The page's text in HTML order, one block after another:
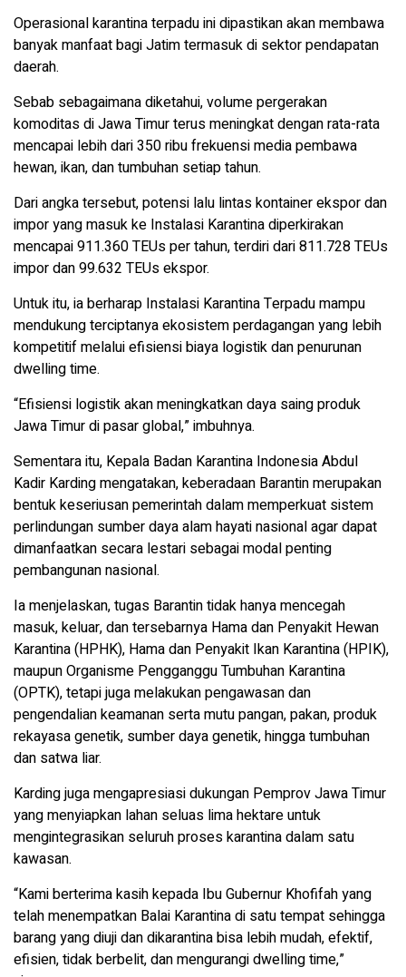
Operasional karantina terpadu ini dipastikan akan membawa
banyak manfaat bagi Jatim termasuk di sektor pendapatan
daerah.
Sebab sebagaimana diketahui, volume pergerakan
komoditas di Jawa Timur terus meningkat dengan rata-rata
mencapai lebih dari 350 ribu frekuensi media pembawa
hewan, ikan, dan tumbuhan setiap tahun.
Dari angka tersebut, potensi lalu lintas kontainer ekspor dan
impor yang masuk ke Instalasi Karantina diperkirakan
mencapai 911.360 TEUs per tahun, terdiri dari 811.728 TEUs
impor dan 99.632 TEUs ekspor.
Untuk itu, ia berharap Instalasi Karantina Terpadu mampu
mendukung terciptanya ekosistem perdagangan yang lebih
kompetitif melalui efisiensi biaya logistik dan penurunan
dwelling time.
“Efisiensi logistik akan meningkatkan daya saing produk
Jawa Timur di pasar global,” imbuhnya.
Sementara itu, Kepala Badan Karantina Indonesia Abdul
Kadir Karding mengatakan, keberadaan Barantin merupakan
bentuk keseriusan pemerintah dalam memperkuat sistem
perlindungan sumber daya alam hayati nasional agar dapat
dimanfaatkan secara lestari sebagai modal penting
pembangunan nasional.
Ia menjelaskan, tugas Barantin tidak hanya mencegah
masuk, keluar, dan tersebarnya Hama dan Penyakit Hewan
Karantina (HPHK), Hama dan Penyakit Ikan Karantina (HPIK),
maupun Organisme Pengganggu Tumbuhan Karantina
(OPTK), tetapi juga melakukan pengawasan dan
pengendalian keamanan serta mutu pangan, pakan, produk
rekayasa genetik, sumber daya genetik, hingga tumbuhan
dan satwa liar.
Karding juga mengapresiasi dukungan Pemprov Jawa Timur
yang menyiapkan lahan seluas lima hektare untuk
mengintegrasikan seluruh proses karantina dalam satu
kawasan.
“Kami berterima kasih kepada Ibu Gubernur Khofifah yang
telah menempatkan Balai Karantina di satu tempat sehingga
barang yang diuji dan dikarantina bisa lebih mudah, efektif,
efisien, tidak berbelit, dan mengurangi dwelling time,”